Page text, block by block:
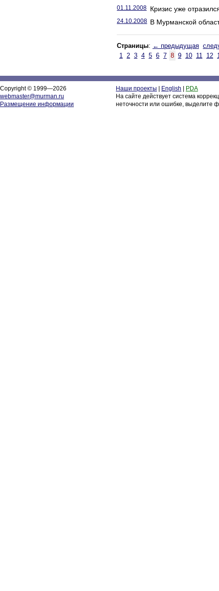
01.11.2008 Кризис уже
24.10.2008 В Мурманской
Страницы: ← предыдущая
1 2 3 4 5 6 7 8 9 10 11 12
Copyright © 1999—2026
webmaster@murman.ru
Размещение информации
Наши проекты English
PDA
На сайте действует система
неточности или ошибке, выделите